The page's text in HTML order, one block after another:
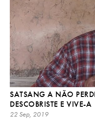
SATSANG A NÃO
DESCOBRISTE E VIVE-A
22 Sep, 2019